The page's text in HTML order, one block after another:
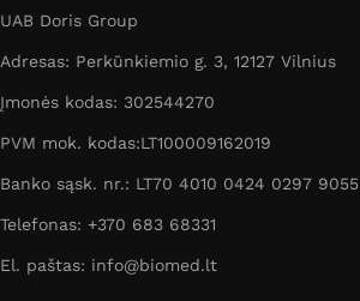
UAB Doris Group
Adresas: Perkūnkiemio g. 3, 12127 Vilnius
Įmonės kodas: 302544270
PVM mok. kodas:LT100009162019
Banko sąsk. nr.: LT70 4010 0424 0297 9055
Telefonas: +370 683 68331
El. paštas: info@biomed.lt